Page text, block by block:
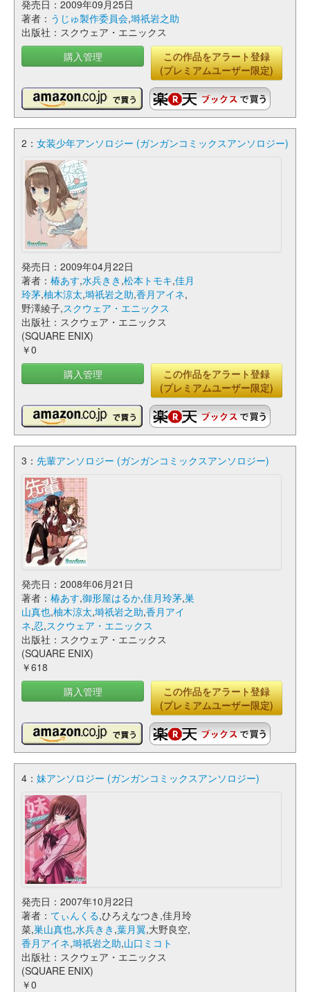
発売日：2009年09月25日
著者： うじゅ製作委員会,塒祇岩之助
出版社：スクウェア・エニックス
購入管理
この作品をアラート登録
(プレミアムユーザー限定)
2： 女装少年アンソロジー (ガンガンコミックスアンソロジー)
発売日：2009年04月22日
著者： 椿あす,水兵きき ,松本トモキ,佳月
玲茅,柚木涼太,塒祇岩之助,香月アイネ,
野澤綾子,スクウェア・エニックス
出版社：スクウェア・エニックス
(SQUARE ENIX)
￥0
購入管理
この作品をアラート登録
(プレミアムユーザー限定)
3： 先輩アンソロジー (ガンガンコミックスアンソロジー)
発売日：2008年06月21日
著者： 椿あす,御形屋はるか,佳月玲茅,巣
山真也,柚木涼太,塒祇岩之助,香月アイ
ネ,忍,スクウェア・エニックス
出版社：スクウェア・エニックス
(SQUARE ENIX)
￥618
購入管理
この作品をアラート登録
(プレミアムユーザー限定)
4： 妹アンソロジー (ガンガンコミックスアンソロジー)
発売日：2007年10月22日
著者： てぃんくる,ひろえなつき,佳月玲
菜,巣山真也,水兵きき ,葉月翼,大野良空,
香月アイネ,塒祇岩之助,山口ミコト
出版社：スクウェア・エニックス
(SQUARE ENIX)
￥0